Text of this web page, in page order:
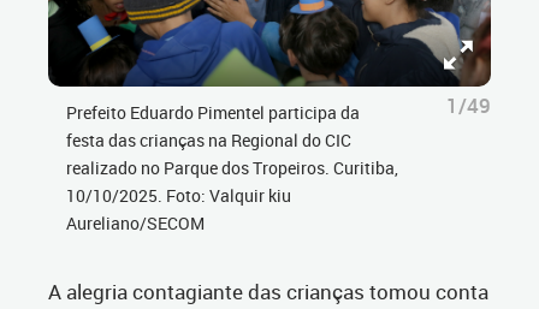
Prefeito Eduardo Pimentel participa da
festa das crianças na Regional do CIC
realizado no Parque dos Tropeiros. Curitiba,
10/10/2025. Foto: Valquir kiu
Aureliano/SECOM
1/49
A alegria contagiante das crianças tomou conta